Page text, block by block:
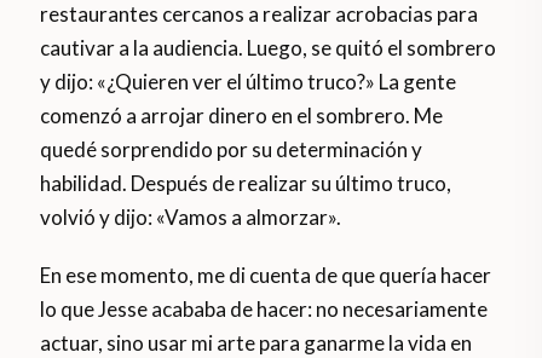
restaurantes cercanos a realizar acrobacias para
cautivar a la audiencia. Luego, se quitó el sombrero
y dijo: «¿Quieren ver el último truco?» La gente
comenzó a arrojar dinero en el sombrero. Me
quedé sorprendido por su determinación y
habilidad. Después de realizar su último truco,
volvió y dijo: «Vamos a almorzar».
En ese momento, me di cuenta de que quería hacer
lo que Jesse acababa de hacer: no necesariamente
actuar, sino usar mi arte para ganarme la vida en